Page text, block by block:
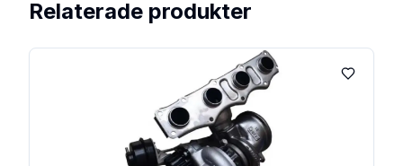
Relaterade produkter
Lägg till